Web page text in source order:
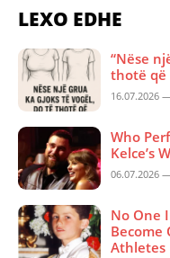
LEXO EDHE
“Nëse
thotë që
16.07.2026
Who
Kelce’s
06.07.2026
No One
Become
Athletes